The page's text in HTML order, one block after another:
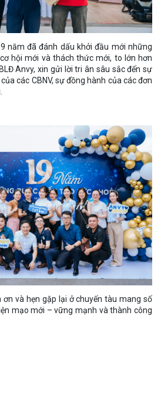
năm đã đánh dấu khởi đầu mới những
hội mới và thách thức mới, to lớn hơn
Anvy, xin gửi lời tri ân sâu sắc đến sự
các CBNV, sự đồng hành của các đơn
và hẹn gặp lại ở chuyến tàu mang số
mạo mới – vững mạnh và thành công